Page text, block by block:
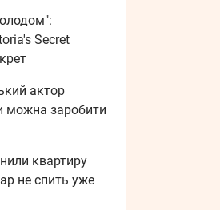
Secret
актор
можна заробити
квартиру
не спить уже